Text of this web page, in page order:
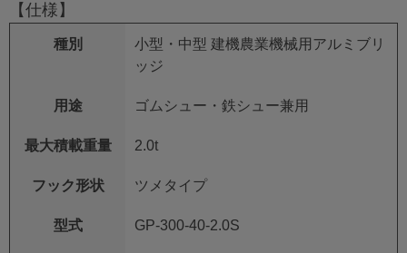
【仕様】
種別
小型・中型 建機農業機械用アルミブリ
ッジ
用途 ゴムシュー・鉄シュー兼用
最大積載重量 2.0t
フック形状 ツメタイプ
型式 GP-300-40-2.0S